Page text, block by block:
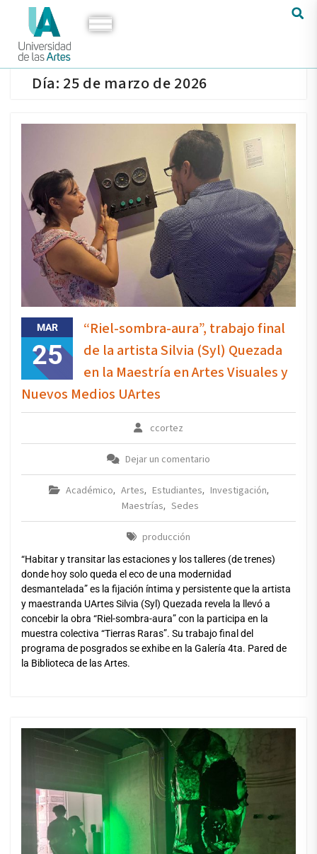
Día: 25 de marzo de 2026
MAR
25
“Riel-sombra-aura”, trabajo final
de la artista Silvia (Syl) Quezada
en la Maestría en Artes Visuales y
Nuevos Medios UArtes
ccortez
Dejar un comentario
Académico, Artes, Estudiantes, Investigación,
Maestrías, Sedes
producción
“Habitar y transitar las estaciones y los talleres (de trenes)
donde hoy solo queda el eco de una modernidad
desmantelada” es la fijación íntima y persistente que la artista
y maestranda UArtes Silvia (Syl) Quezada revela la llevó a
concebir la obra “Riel-sombra-aura” con la participa en la
muestra colectiva “Tierras Raras”. Su trabajo final del
programa de posgrados se exhibe en la Galería 4ta. Pared de
la Biblioteca de las Artes.